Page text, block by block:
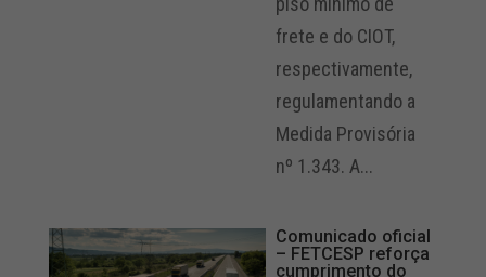
frete e do CIOT,
respectivamente,
regulamentando a
Medida Provisória
nº 1.343. A...
Comunicado oficial
– FETCESP reforça
cumprimento do